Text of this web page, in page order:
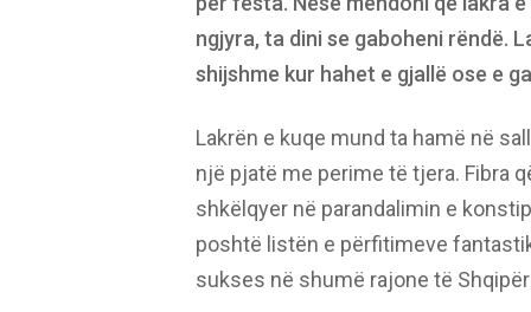
ngjyra, ta dini se gaboheni rëndë.
shijshme kur hahet e gjallë ose e
Lakrën e kuqe mund ta hamë në
një pjatë me perime të tjera. Fibra
shkëlqyer në parandalimin e
poshtë listën e përfitimeve
sukses në shumë rajone të